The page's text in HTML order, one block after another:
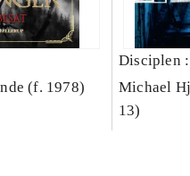
(f. 1978)
Disciplen
Michael
13)